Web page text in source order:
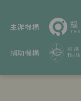
主辦機構
捐助機構